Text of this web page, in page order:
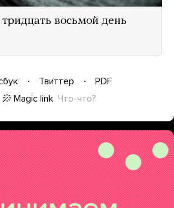
тридцать восьмой день
Твиттер
PDF
Magic link Что-что?